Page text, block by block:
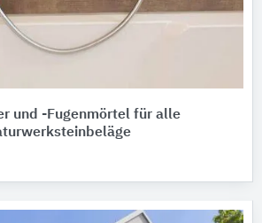
und -Fugenmörtel für alle